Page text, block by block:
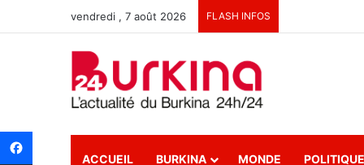
vendredi , 7 août 2026 FLASH INFOS
ACCUEIL BURKINA MONDE POLITIQUE